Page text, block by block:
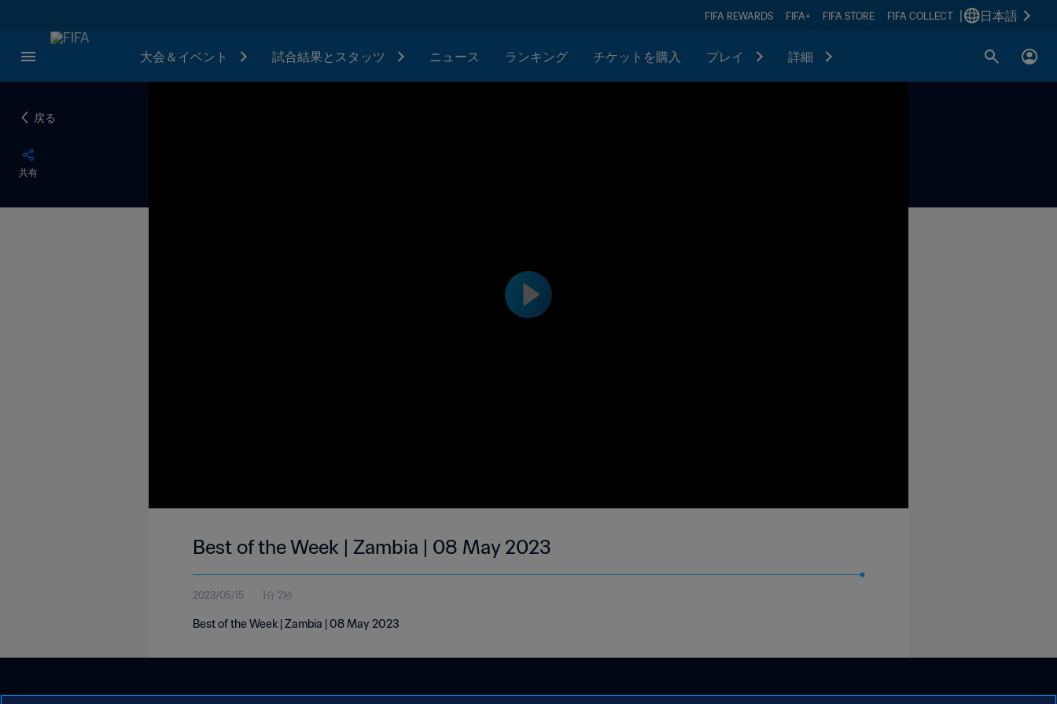
FIFA REWARDS FIFA+ FIFA STORE FIFA COLLECT 日本語
大会＆イベント 試合結果とスタッツ ニュース ランキング チケットを購入 プレイ 詳細
戻る
共有
Best of the Week | Zambia | 08 May 2023
2023/05/15 1分 2秒
Best of the Week | Zambia | 08 May 2023